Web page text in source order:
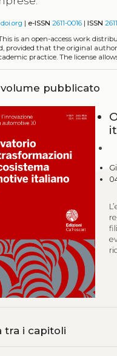
doi.org | e-ISSN 2611-0016 |ISSN
is an open-access work
provided that the original
practice. The license
pubblicato
tra i capitoli